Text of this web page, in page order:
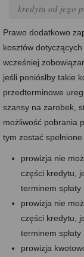
kredytu od jego
Prawo dodatkowo
kosztów
wcześniej
jeśli poniósłby takie
przedterminowe
szansy na zarobek,
możliwość pobrania
tym zostać
prowizja nie
części kredytu,
terminem
prowizja nie
części kredytu,
terminem
prowizja